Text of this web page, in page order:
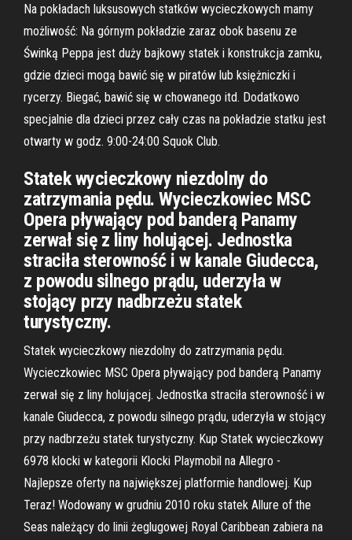
Na pokładach luksusowych statków wycieczkowych mamy
możliwość: Na górnym pokładzie zaraz obok basenu ze
Świnką Peppa jest duży bajkowy statek i konstrukcja zamku,
gdzie dzieci mogą bawić się w piratów lub księżniczki i
rycerzy. Biegać, bawić się w chowanego itd. Dodatkowo
specjalnie dla dzieci przez cały czas na pokładzie statku jest
otwarty w godz. 9:00-24:00 Squok Club.
Statek wycieczkowy niezdolny do
zatrzymania pędu. Wycieczkowiec MSC
Opera pływający pod banderą Panamy
zerwał się z liny holującej. Jednostka
straciła sterowność i w kanale Giudecca,
z powodu silnego prądu, uderzyła w
stojący przy nadbrzeżu statek
turystyczny.
Statek wycieczkowy niezdolny do zatrzymania pędu.
Wycieczkowiec MSC Opera pływający pod banderą Panamy
zerwał się z liny holującej. Jednostka straciła sterowność i w
kanale Giudecca, z powodu silnego prądu, uderzyła w stojący
przy nadbrzeżu statek turystyczny. Kup Statek wycieczkowy
6978 klocki w kategorii Klocki Playmobil na Allegro -
Najlepsze oferty na największej platformie handlowej. Kup
Teraz! Wodowany w grudniu 2010 roku statek Allure of the
Seas należący do linii żeglugowej Royal Caribbean zabiera na